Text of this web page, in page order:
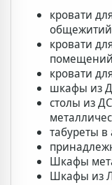
Доставка и
кровати
кровати
кровати
шкафы из
столы из
табуреты в
Шкафы
Шкафы из